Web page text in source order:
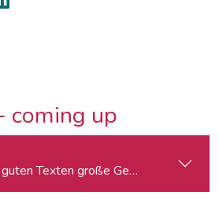
coming up
Texten große Geschichten